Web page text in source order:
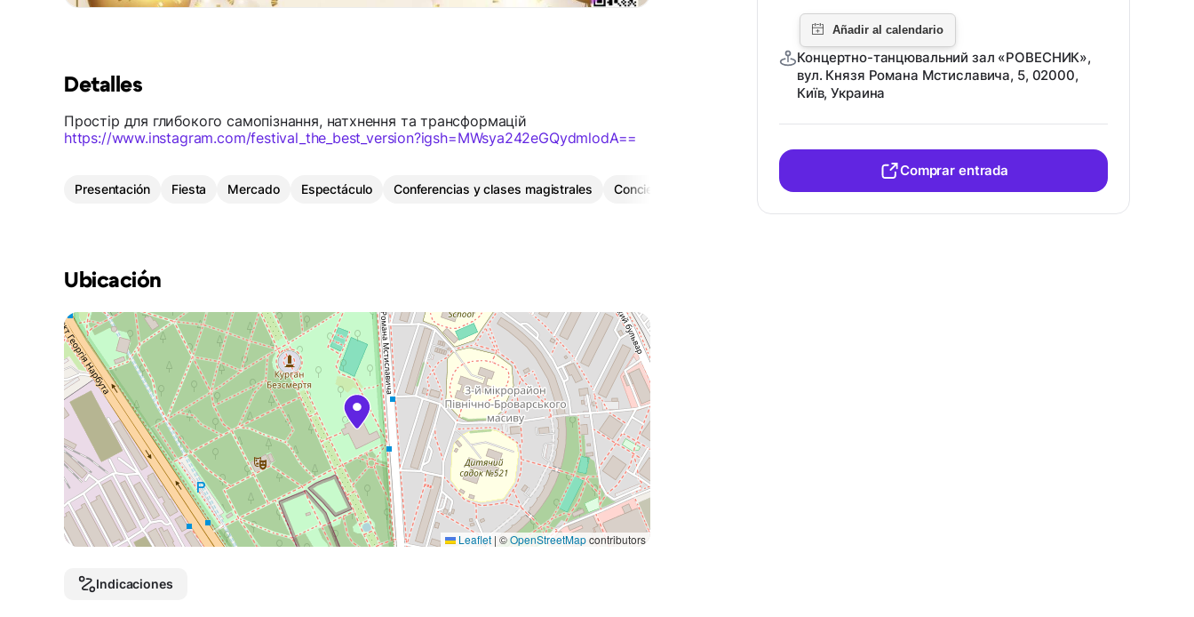
Detalles
Простір для глибокого самопізнання, натхнення та трансформацій
https://www.instagram.com/festival_the_best_version?igsh=MWsya242eGQydmlodA==
Presentación Fiesta Mercado Espectáculo Conferencias y clases magistrales Concierto
Ubicación
Leaflet | ©OpenStreetMapcontributors
Indicaciones
Концертно-танцювальний зал «РОВЕСНИК»,
вул. Князя Романа Мстиславича, 5, 02000,
Київ, Украина
Comprar entrada